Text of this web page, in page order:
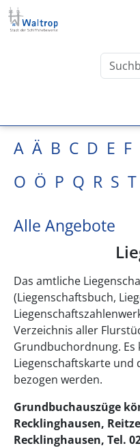
Direkt zum Inhalt
A Ä B C D E F
O Ö P Q R S T
Alle Angebote
Das amtliche
(Liegenschaftsbuch,
Verzeichnis aller
Grundbuchordnung. Es
Liegenschaftskarte und
bezogen werden.
Grundbuchauszüge
Recklinghausen,
Recklinghausen, Tel.